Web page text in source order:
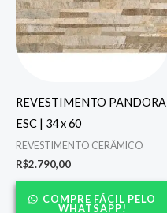
REVESTIMENTO PANDORA
ESC | 34 x 60
REVESTIMENTO CERÂMICO
R$2.790,00
COMPRE FÁCIL PELO
WHATSAPP!